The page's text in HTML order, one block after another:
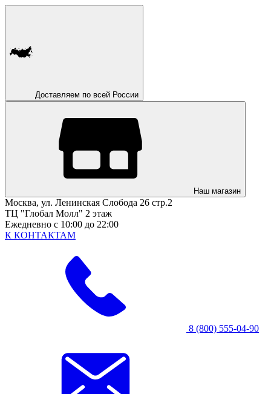
Доставляем по всей России
Наш магазин
Москва, ул. Ленинская Слобода 26 стр.2
ТЦ "Глобал Молл" 2 этаж
Ежедневно с 10:00 до 22:00
К КОНТАКТАМ
8 (800) 555-04-90